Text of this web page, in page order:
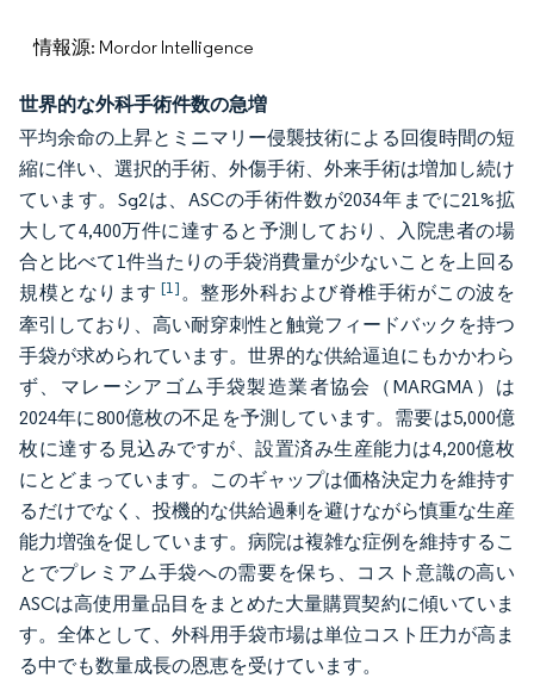
情報源: Mordor Intelligence
世界的な外科手術件数の急増
平均余命の上昇とミニマリー侵襲技術による回復時間の短
縮に伴い、選択的手術、外傷手術、外来手術は増加し続け
ています。Sg2は、ASCの手術件数が2034年までに21%拡
大して4,400万件に達すると予測しており、入院患者の場
合と比べて1件当たりの手袋消費量が少ないことを上回る
規模となります[1]。整形外科および脊椎手術がこの波を
牽引しており、高い耐穿刺性と触覚フィードバックを持つ
手袋が求められています。世界的な供給逼迫にもかかわら
ず、マレーシアゴム手袋製造業者協会（MARGMA）は
2024年に800億枚の不足を予測しています。需要は5,000億
枚に達する見込みですが、設置済み生産能力は4,200億枚
にとどまっています。このギャップは価格決定力を維持す
るだけでなく、投機的な供給過剰を避けながら慎重な生産
能力増強を促しています。病院は複雑な症例を維持するこ
とでプレミアム手袋への需要を保ち、コスト意識の高い
ASCは高使用量品目をまとめた大量購買契約に傾いていま
す。全体として、外科用手袋市場は単位コスト圧力が高ま
る中でも数量成長の恩恵を受けています。